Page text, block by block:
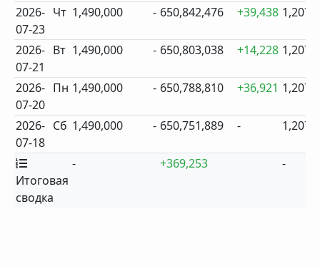
2026-
07-23
Чт 1,490,000 - 650,842,476 +39,438 1,207
2026-
07-21
Вт 1,490,000 - 650,803,038 +14,228 1,207
2026-
07-20
Пн 1,490,000 - 650,788,810 +36,921 1,207
2026-
07-18
Сб 1,490,000 - 650,751,889 - 1,207
Итоговая
сводка
- +369,253 -